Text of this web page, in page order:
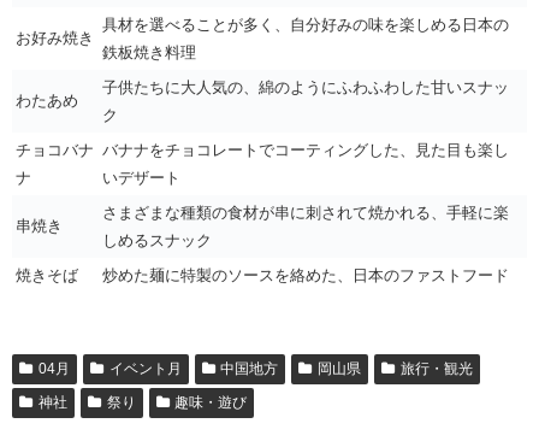
お好み焼き
具材を選べることが多く、自分好みの味を楽しめる日本の
鉄板焼き料理
わたあめ
子供たちに大人気の、綿のようにふわふわした甘いスナッ
ク
チョコバナ
ナ
バナナをチョコレートでコーティングした、見た目も楽し
いデザート
串焼き
さまざまな種類の食材が串に刺されて焼かれる、手軽に楽
しめるスナック
焼きそば
炒めた麺に特製のソースを絡めた、日本のファストフード
04月 イベント月 中国地方 岡山県
旅行・観光
神社
祭り 趣味・遊び